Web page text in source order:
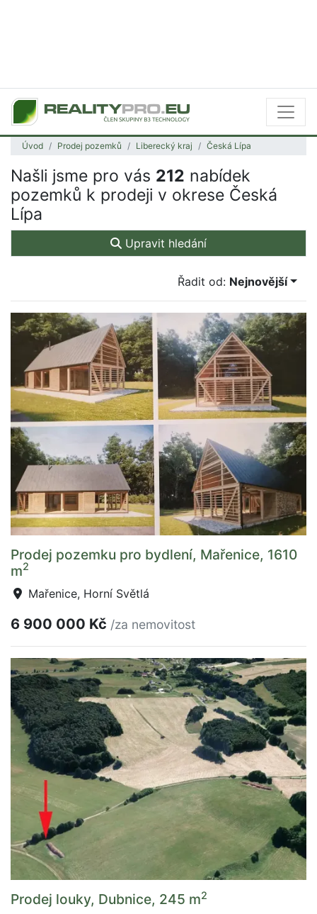
Úvod Prodej pozemků Liberecký kraj Česká Lípa
Našli jsme pro vás 212 nabídek
pozemků k prodeji v okrese Česká
Lípa
Upravit hledání
Řadit od: Nejnovější
Prodej pozemku pro bydlení, Mařenice, 1610
m2
Mařenice, Horní Světlá
6 900 000 Kč /za nemovitost
Prodej louky, Dubnice, 245 m2